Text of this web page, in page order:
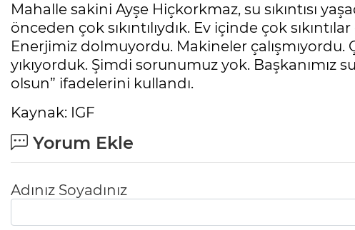
Mahalle sakini Ayşe Hiçkorkmaz, su sıkıntısı
önceden çok sıkıntılıydık. Ev içinde çok
Enerjimiz dolmuyordu. Makineler çalışmıyordu.
yıkıyorduk. Şimdi sorunumuz yok. Başkanımız
olsun” ifadelerini kullandı.
Kaynak: IGF
Yorum Ekle
Adınız Soyadınız